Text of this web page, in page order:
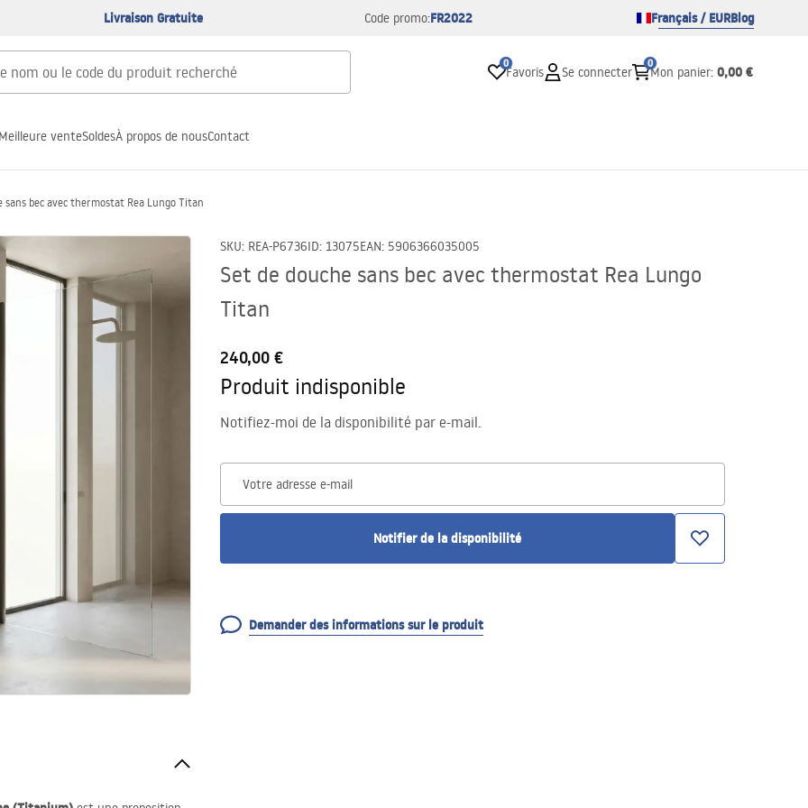
Livraison Gratuite Code promo:FR2022 Français / EURBlog
0
Favoris Se connecter
0
Mon panier: 0,00 €
Meilleure venteSoldesÀ propos de nousContact
sans bec avec thermostat Rea Lungo Titan
SKU: REA-P6736ID: 13075EAN: 5906366035005
Set de douche sans bec avec thermostat Rea Lungo
Titan
240,00 €
Produit indisponible
Notifiez-moi de la disponibilité par e-mail.
Votre adresse e-mail
Notifier de la disponibilité
Demander des informations sur le produit